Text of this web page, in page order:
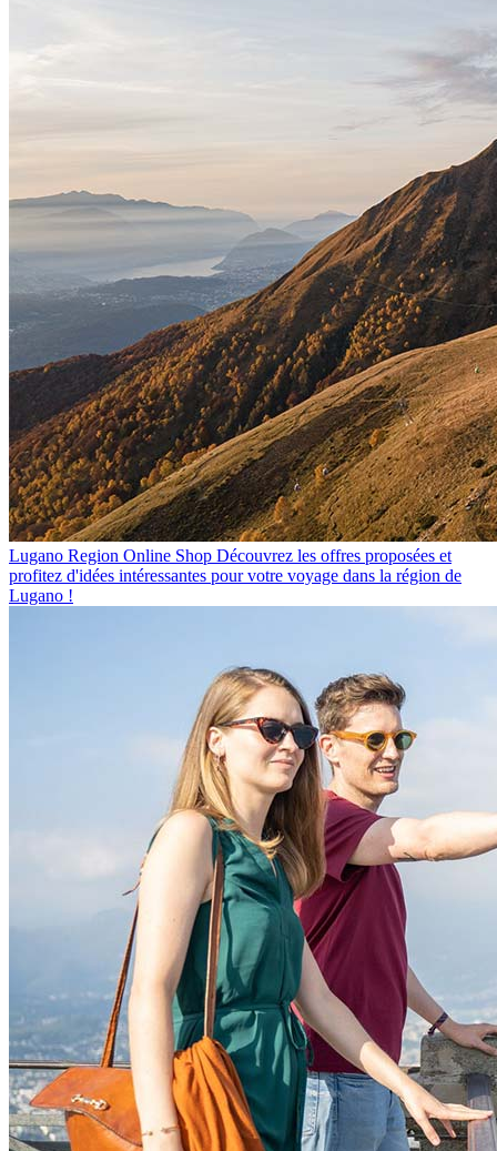
Lugano Region Online Shop Découvrez les offres proposées et
profitez d'idées intéressantes pour votre voyage dans la région de
Lugano !